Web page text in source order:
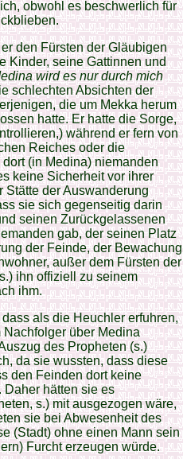
obwohl es beschwerlich für
den Fürsten der Gläubigen
Kinder, seine Gattinnen und
wird es nur durch mich
schlechten Absichten der
die um Mekka herum
hatte. Er hatte die Sorge,
während er fern von
Reiches oder die
(in Medina) niemanden
keine Sicherheit vor ihrer
Stätte der Auswanderung
sie sich gegenseitig darin
seinen Zurückgelassenen
gab, der seinen Platz
der Feinde, der Bewachung
außer dem Fürsten der
ihn offiziell zu seinem
ihm.
als die Heuchler erfuhren,
Nachfolger über Medina
des Propheten (s.)
da sie wussten, dass diese
den Feinden dort keine
hätten sie es
s.) mit ausgezogen wäre,
sie bei Abwesenheit des
(Stadt) ohne einen Mann sein
Furcht erzeugen würde.